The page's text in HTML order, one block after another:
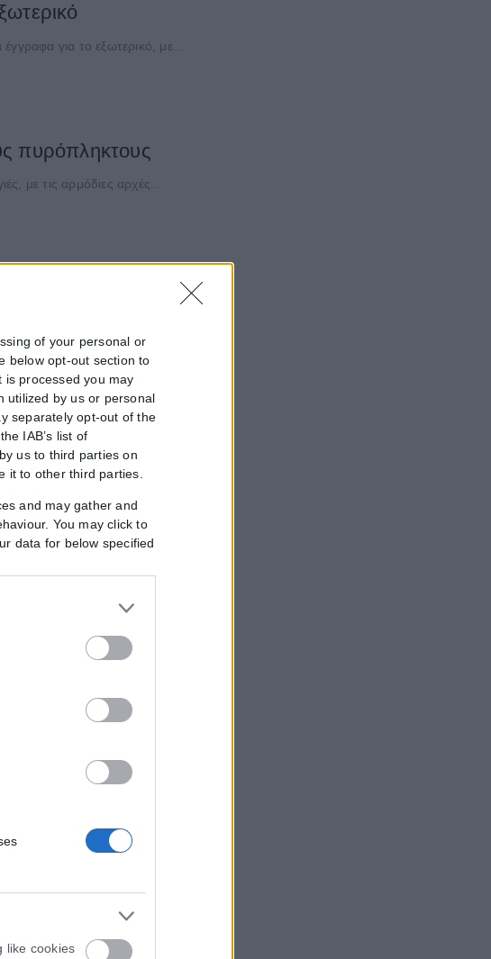
of your personal or
below opt-out section to
processed you may
utilized by us or personal
separately opt-out of the
IAB’s list of
us to third parties on
it to other third parties.
and may gather and
You may click to
data for below specified
like cookies
για το εξωτερικό, με...
πυρόπληκτους
με τις αρμόδιες αρχές...